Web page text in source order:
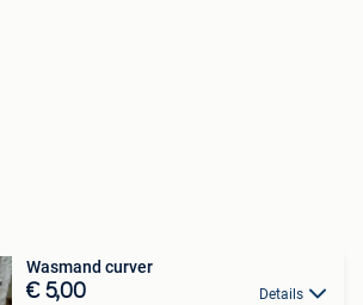
Wasmand curver
€ 5,00 Details